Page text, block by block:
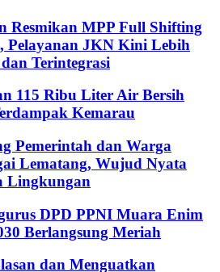
Resmikan MPP Full Shifting
Pelayanan JKN Kini Lebih
Terintegrasi
115 Ribu Liter Air Bersih
Kemarau
Pemerintah dan Warga
Lematang, Wujud Nyata
Lingkungan
DPD PPNI Muara Enim
Berlangsung Meriah
dan Menguatkan